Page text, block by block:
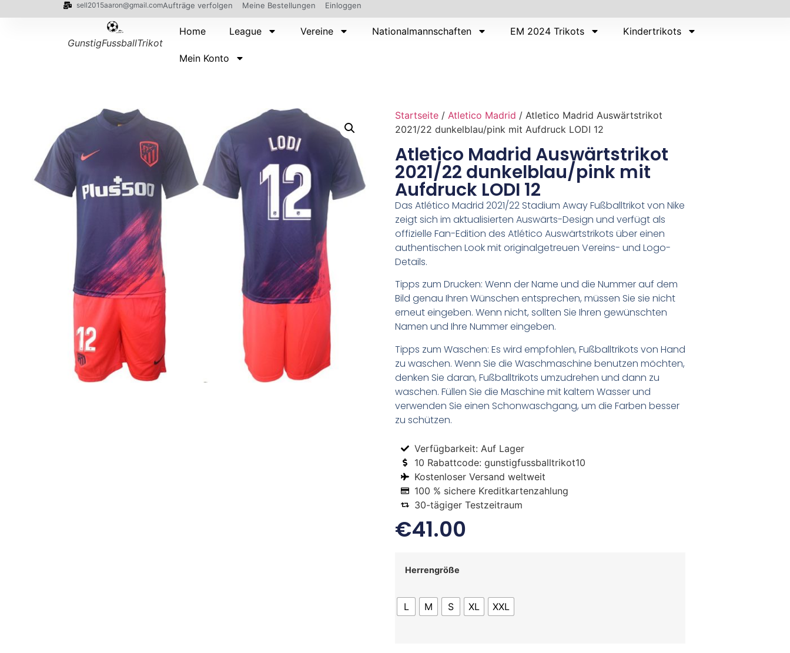
sell2015aaron@gmail.comAufträge verfolgen Meine Bestellungen Einloggen
GunstigFussballTrikot
Home League Vereine Nationalmannschaften EM 2024 Trikots Kindertrikots
Mein Konto
Startseite / Atletico Madrid / Atletico Madrid Auswärtstrikot
2021/22 dunkelblau/pink mit Aufdruck LODI 12
Atletico Madrid Auswärtstrikot
2021/22 dunkelblau/pink mit
Aufdruck LODI 12
Das Atlético Madrid 2021/22 Stadium Away Fußballtrikot von Nike
zeigt sich im aktualisierten Auswärts-Design und verfügt als
offizielle Fan-Edition des Atlético Auswärtstrikots über einen
authentischen Look mit originalgetreuen Vereins- und Logo-
Details.
Tipps zum Drucken: Wenn der Name und die Nummer auf dem
Bild genau Ihren Wünschen entsprechen, müssen Sie sie nicht
erneut eingeben. Wenn nicht, sollten Sie Ihren gewünschten
Namen und Ihre Nummer eingeben.
Tipps zum Waschen: Es wird empfohlen, Fußballtrikots von Hand
zu waschen. Wenn Sie die Waschmaschine benutzen möchten,
denken Sie daran, Fußballtrikots umzudrehen und dann zu
waschen. Füllen Sie die Maschine mit kaltem Wasser und
verwenden Sie einen Schonwaschgang, um die Farben besser
zu schützen.
Verfügbarkeit: Auf Lager
10 Rabattcode: gunstigfussballtrikot10
Kostenloser Versand weltweit
100 % sichere Kreditkartenzahlung
30-tägiger Testzeitraum
€41.00
Herrengröße
L M S XL XXL